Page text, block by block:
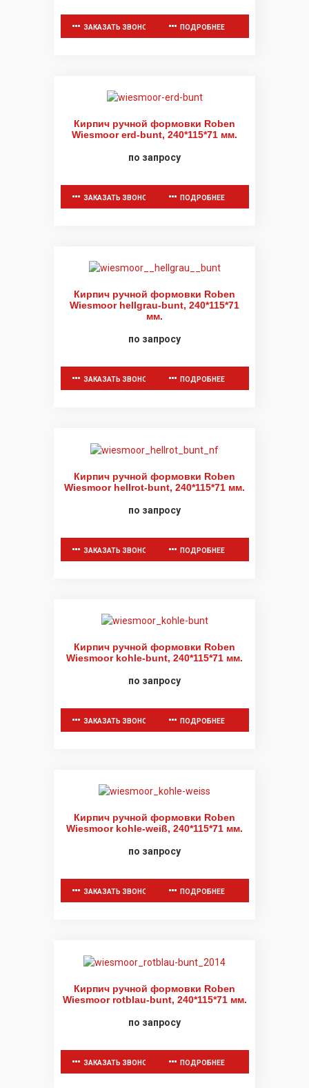
ЗАКАЗАТЬ ЗВОНОК ПОДРОБНЕЕ
Кирпич ручной формовки Roben
Wiesmoor erd-bunt, 240*115*71 мм.
по запросу
ЗАКАЗАТЬ ЗВОНОК ПОДРОБНЕЕ
Кирпич ручной формовки Roben
Wiesmoor hellgrau-bunt, 240*115*71
мм.
по запросу
ЗАКАЗАТЬ ЗВОНОК ПОДРОБНЕЕ
Кирпич ручной формовки Roben
Wiesmoor hellrot-bunt, 240*115*71 мм.
по запросу
ЗАКАЗАТЬ ЗВОНОК ПОДРОБНЕЕ
Кирпич ручной формовки Roben
Wiesmoor kohle-bunt, 240*115*71 мм.
по запросу
ЗАКАЗАТЬ ЗВОНОК ПОДРОБНЕЕ
Кирпич ручной формовки Roben
Wiesmoor kohle-weiß, 240*115*71 мм.
по запросу
ЗАКАЗАТЬ ЗВОНОК ПОДРОБНЕЕ
Кирпич ручной формовки Roben
Wiesmoor rotblau-bunt, 240*115*71 мм.
по запросу
ЗАКАЗАТЬ ЗВОНОК ПОДРОБНЕЕ